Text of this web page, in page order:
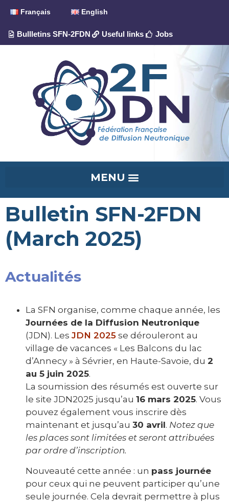
Français English
Bullletins SFN-2FDN Useful links Jobs
Bulletin SFN-2FDN
(March 2025)
Actualités
La SFN organise, comme chaque année, les
Journées de la Diffusion Neutronique
(JDN). Les JDN 2025 se dérouleront au
village de vacances « Les Balcons du lac
d’Annecy » à Sévrier, en Haute-Savoie, du 2
au 5 juin 2025.
La soumission des résumés est ouverte sur
le site JDN2025 jusqu’au 16 mars 2025. Vous
pouvez également vous inscrire dès
maintenant et jusqu’au 30 avril. Notez que
les places sont limitées et seront attribuées
par ordre d’inscription.
Nouveauté cette année : un pass journée
pour ceux qui ne peuvent participer qu’une
seule journée. Cela devrait permettre à plus